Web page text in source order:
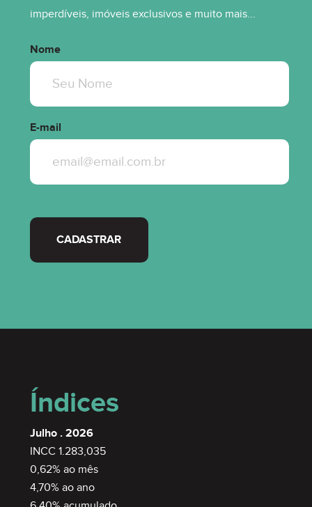
imperdíveis, imóveis exclusivos e muito mais...
Nome
E-mail
CADASTRAR
Índices
Julho . 2026
INCC 1.283,035
0,62% ao mês
4,70% ao ano